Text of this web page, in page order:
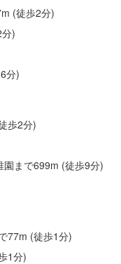
(徒歩2分)
)
分)
歩2分)
園まで699m (徒歩9分)
77m (徒歩1分)
1分)